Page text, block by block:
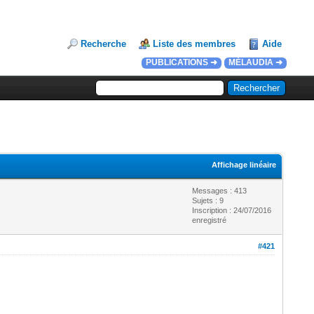
Recherche Liste des membres Aide
PUBLICATIONS ➜ MÉLAUDIA ➜
Affichage linéaire
Messages : 413
Sujets : 9
Inscription : 24/07/2016
enregistré
#421